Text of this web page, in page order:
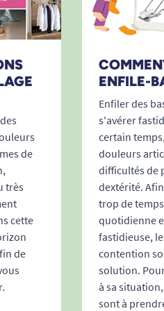
votre retour, nous allons
fabricant. Cordialement,
, trop imposant ,et difficile
de Parkison
la franchise de votre avis.
de
très
cette
de
ENFILE-
Enfiler des
s'avérer
certain
douleurs
difficultés de
dextérité.
trop de
quotidienne
fastidieuse,
contention
solution.
à sa
sont à